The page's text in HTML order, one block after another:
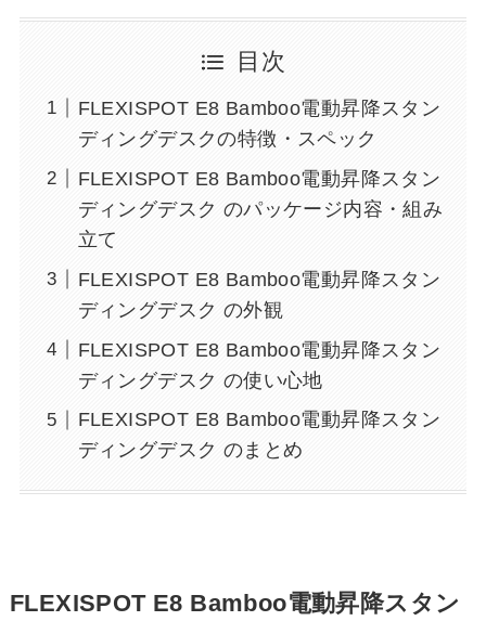
目次
FLEXISPOT E8 Bamboo電動昇降スタン
ディングデスクの特徴・スペック
FLEXISPOT E8 Bamboo電動昇降スタン
ディングデスク のパッケージ内容・組み
立て
FLEXISPOT E8 Bamboo電動昇降スタン
ディングデスク の外観
FLEXISPOT E8 Bamboo電動昇降スタン
ディングデスク の使い心地
FLEXISPOT E8 Bamboo電動昇降スタン
ディングデスク のまとめ
FLEXISPOT E8 Bamboo電動昇降スタン